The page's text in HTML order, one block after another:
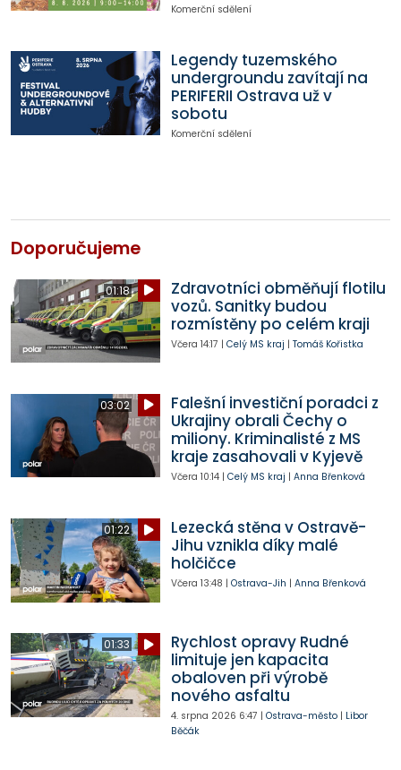
Komerční sdělení
Legendy tuzemského
undergroundu zavítají na
PERIFERII Ostrava už v
sobotu
Komerční sdělení
Doporučujeme
01:18
Zdravotníci obměňují flotilu
vozů. Sanitky budou
rozmístěny po celém kraji
Včera 14:17 | Celý MS kraj | Tomáš Kořistka
03:02
Falešní investiční poradci z
Ukrajiny obrali Čechy o
miliony. Kriminalisté z MS
kraje zasahovali v Kyjevě
Včera 10:14| Celý MS kraj | Anna Břenková
01:22
Lezecká stěna v Ostravě-
Jihu vznikla díky malé
holčičce
Včera 13:48 | Ostrava-Jih | Anna Břenková
01:33
Rychlost opravy Rudné
limituje jen kapacita
obaloven při výrobě
nového asfaltu
4. srpna 2026 6:47 | Ostrava-město| Libor
Běčák